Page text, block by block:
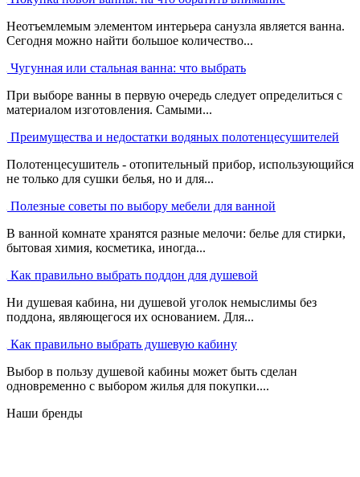
Неотъемлемым элементом интерьера санузла является ванна.
Сегодня можно найти большое количество...
Чугунная или стальная ванна: что выбрать
При выборе ванны в первую очередь следует определиться с
материалом изготовления. Самыми...
Преимущества и недостатки водяных полотенцесушителей
Полотенцесушитель - отопительный прибор, использующийся
не только для сушки белья, но и для...
Полезные советы по выбору мебели для ванной
В ванной комнате хранятся разные мелочи: белье для стирки,
бытовая химия, косметика, иногда...
Как правильно выбрать поддон для душевой
Ни душевая кабина, ни душевой уголок немыслимы без
поддона, являющегося их основанием. Для...
Как правильно выбрать душевую кабину
Выбор в пользу душевой кабины может быть сделан
одновременно с выбором жилья для покупки....
Наши бренды